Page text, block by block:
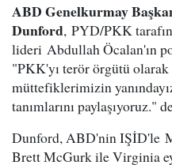
ABD Genelkurmay
Dunford, PYD/PKK
lideri Abdullah Öcalan'ın
"PKK'yı terör örgütü olarak
müttefiklerimizin
tanımlarını paylaşıyoruz."
Dunford, ABD'nin IŞİD'le
Brett McGurk ile Virginia